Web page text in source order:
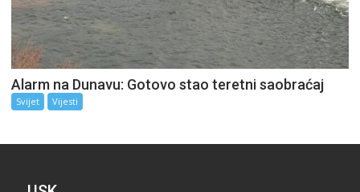
Alarm na Dunavu: Gotovo stao teretni saobraćaj
Svijet Vijesti